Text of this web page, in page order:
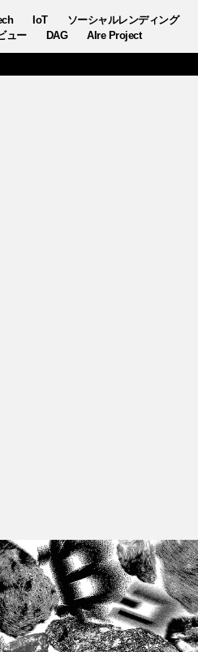
IoT ソーシャルレンディング
ュー DAG AIre Project